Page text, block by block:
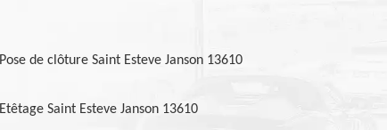
Pose de clôture Saint Esteve Janson 13610
Etêtage Saint Esteve Janson 13610